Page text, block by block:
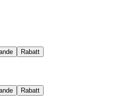
Rabatt
Rabatt